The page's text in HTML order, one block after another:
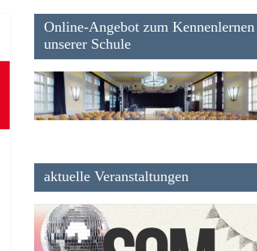
Online-Angebot zum Kennenlernen
unserer Schule
aktuelle Veranstaltungen